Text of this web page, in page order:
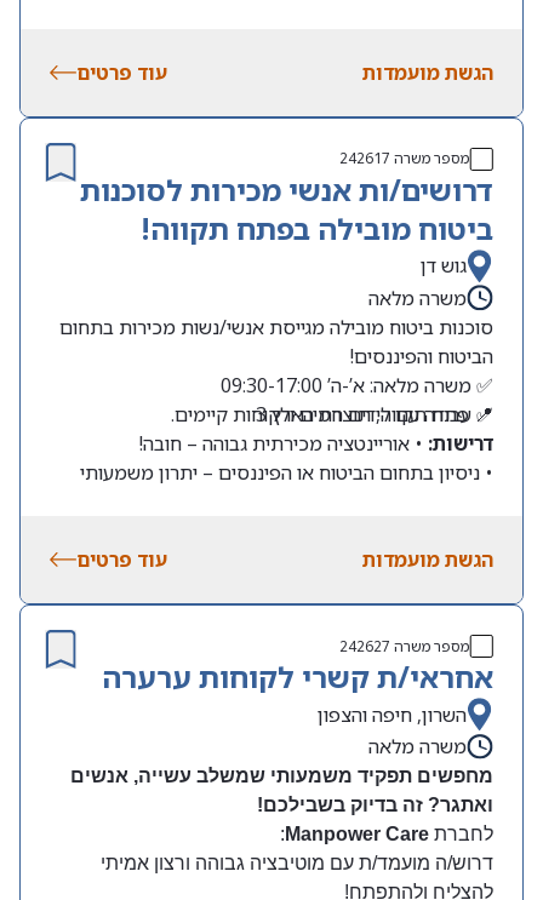
הגשת מועמדות
עוד פרטים
מספר משרה 242617
דרושים/ות אנשי מכירות לסוכנות
ביטוח מובילה בפתח תקווה!
גוש דן
משרה מלאה
סוכנות ביטוח מובילה מגייסת אנשי/נשות מכירות בתחום
הביטוח והפיננסים!
✅ משרה מלאה: א’-ה’ 09:30-17:00
📍 פתח תקווה, תוצרת הארץ 3
✅ עבודה עם לידים חמים ולקוחות קיימים.
דרישות: • אוריינטציה מכירתית גבוהה – חובה!
• ניסיון בתחום הביטוח או הפיננסים – יתרון משמעותי
הגשת מועמדות עוד פרטים
מספר משרה 242627
אחראי/ת קשרי לקוחות ערערה
השרון, חיפה והצפון
משרה מלאה
מחפשים תפקיד משמעותי שמשלב עשייה, אנשים
ואתגר? זה בדיוק בשבילכם!
לחברת Manpower Care
:
דרוש/ה מועמד/ת עם מוטיבציה גבוהה ורצון אמיתי
להצליח ולהתפתח!